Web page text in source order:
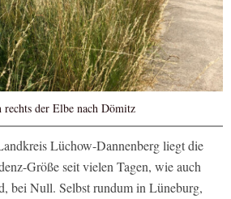
rechts der Elbe nach Dömitz
Lüchow-Dannenberg liegt die
Größe seit vielen Tagen, wie auch
bei Null. Selbst rundum in Lüneburg,